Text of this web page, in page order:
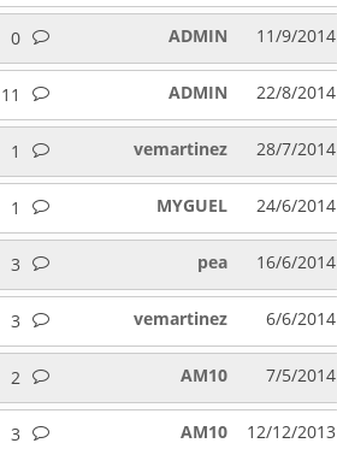
0 11/9/2014
ADMIN
11 22/8/2014
ADMIN
1 28/7/2014
vemartinez
1 24/6/2014
MYGUEL
3 16/6/2014
pea
3 6/6/2014
vemartinez
2 7/5/2014
AM10
3 12/12/2013
AM10